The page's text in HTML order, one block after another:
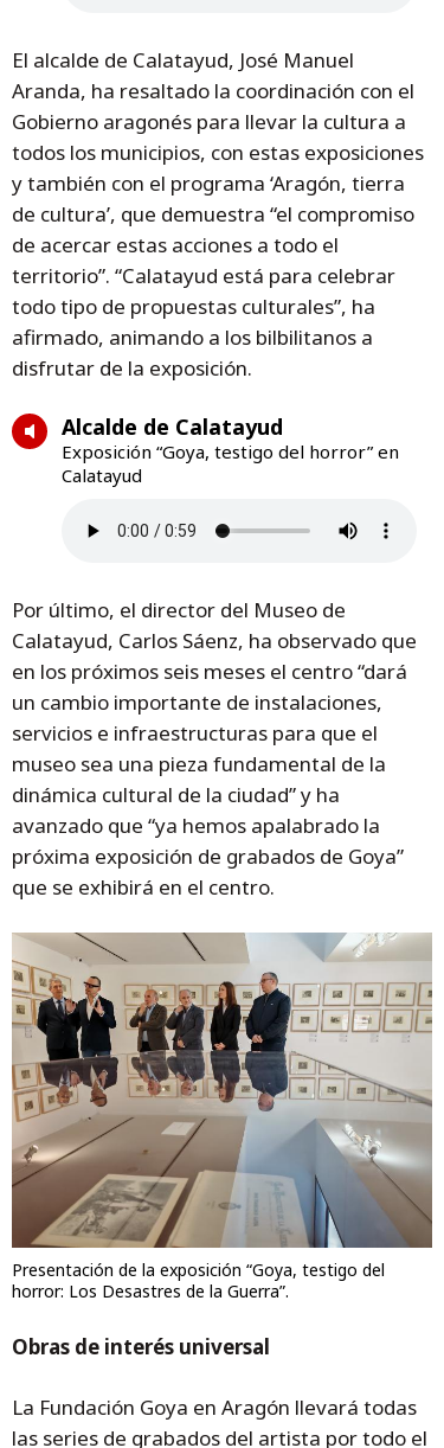
El alcalde de Calatayud, José Manuel
Aranda, ha resaltado la coordinación con el
Gobierno aragonés para llevar la cultura a
todos los municipios, con estas exposiciones
y también con el programa ‘Aragón, tierra
de cultura’, que demuestra “el compromiso
de acercar estas acciones a todo el
territorio”. “Calatayud está para celebrar
todo tipo de propuestas culturales”, ha
afirmado, animando a los bilbilitanos a
disfrutar de la exposición.
Alcalde de Calatayud
Exposición “Goya, testigo del horror” en
Calatayud
Por último, el director del Museo de
Calatayud, Carlos Sáenz, ha observado que
en los próximos seis meses el centro “dará
un cambio importante de instalaciones,
servicios e infraestructuras para que el
museo sea una pieza fundamental de la
dinámica cultural de la ciudad” y ha
avanzado que “ya hemos apalabrado la
próxima exposición de grabados de Goya”
que se exhibirá en el centro.
Presentación de la exposición “Goya, testigo del
horror: Los Desastres de la Guerra”.
Obras de interés universal
La Fundación Goya en Aragón llevará todas
las series de grabados del artista por todo el